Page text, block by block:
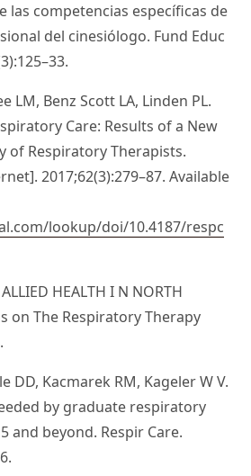
las competencias específicas de
del cinesiólogo. Fund Educ
LM, Benz Scott LA, Linden PL.
Care: Results of a New
of Respiratory Therapists.
2017;62(3):279–87. Available
lookup/doi/10.4187/respc
ALLIED HEALTH I N NORTH
on The Respiratory Therapy
DD, Kacmarek RM, Kageler W V.
by graduate respiratory
and beyond. Respir Care.